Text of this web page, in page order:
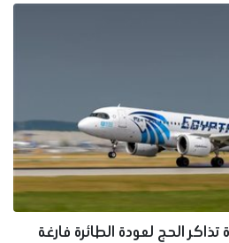
الحج لعودة الطائرة فارغة